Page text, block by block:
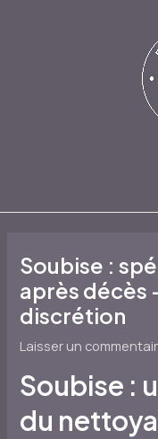
Soubise :
après décès
discrétion
Laisser un
Soubise :
du